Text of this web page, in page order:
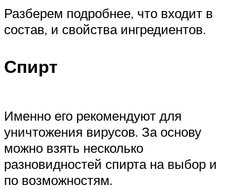
Разберем подробнее, что входит в
состав, и свойства ингредиентов.
Спирт
Именно его рекомендуют для
уничтожения вирусов. За основу
можно взять несколько
разновидностей спирта на выбор и
по возможностям.